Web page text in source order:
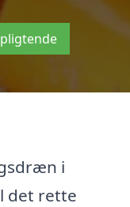
i
det rette